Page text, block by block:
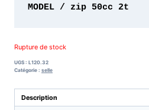
MODEL / zip 50cc 2t
Rupture de stock
UGS : L120.32
Catégorie : selle
Description